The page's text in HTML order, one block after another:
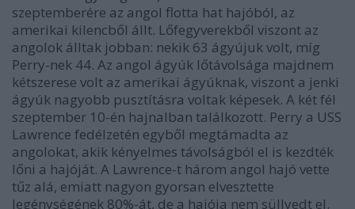
szeptemberére az angol flotta hat hajóból, az
amerikai kilencből állt. Lőfegyverekből viszont az
angolok álltak jobban: nekik 63 ágyújuk volt, míg
Perry-nek 44. Az angol ágyúk lőtávolsága majdnem
kétszerese volt az amerikai ágyúknak, viszont a jenki
ágyúk nagyobb pusztításra voltak képesek. A két fél
szeptember 10-én hajnalban találkozott. Perry a USS
Lawrence fedélzetén egyből megtámadta az
angolokat, akik kényelmes távolságból el is kezdték
lőni a hajóját. A Lawrence-t három angol hajó vette
tűz alá, emiatt nagyon gyorsan elvesztette
legénységének 80%-át, de a hajója nem süllyedt el.